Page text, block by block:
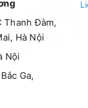
Thanh Đàm,
Hà Nội
Nội
Ga,